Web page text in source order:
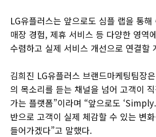
LG유플러스는 앞으로도 심플 랩을 통
매장 경험, 제휴 서비스 등 다양한 영역
수렴하고 실제 서비스 개선으로 연결할
김희진 LG유플러스 브랜드마케팅팀장
의 목소리를 듣는 채널을 넘어 고객이
가는 플랫폼”이라며 “앞으로도
반으로 고객이 실제 체감할 수 있는 변
들어가겠다”고 말했다.